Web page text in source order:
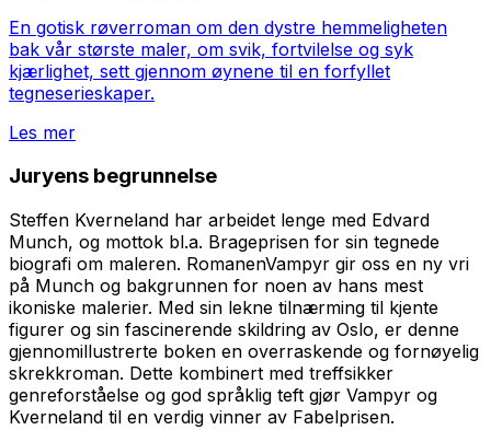
En gotisk røverroman om den dystre hemmeligheten
bak vår største maler, om svik, fortvilelse og syk
kjærlighet, sett gjennom øynene til en forfyllet
tegneserieskaper.
Les mer
Juryens begrunnelse
Steffen Kverneland har arbeidet lenge med Edvard
Munch, og mottok bl.a. Brageprisen for sin tegnede
biografi om maleren. RomanenVampyr gir oss en ny vri
på Munch og bakgrunnen for noen av hans mest
ikoniske malerier. Med sin lekne tilnærming til kjente
figurer og sin fascinerende skildring av Oslo, er denne
gjennomillustrerte boken en overraskende og fornøyelig
skrekkroman. Dette kombinert med treffsikker
genreforståelse og god språklig teft gjør Vampyr og
Kverneland til en verdig vinner av Fabelprisen.